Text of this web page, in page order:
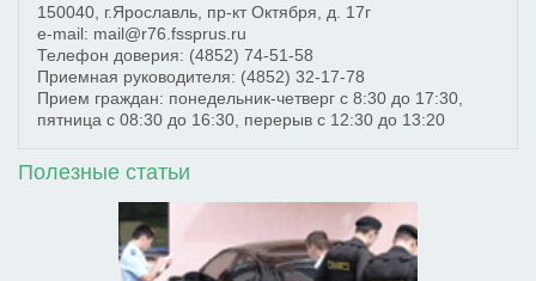
150040 г.Ярославль пр-кт Октября, д. 17г
e-mail: mail@r76.fssprus.ru
Телефон доверия: (4852) 74-51-58
Приемная руководителя: (4852) 32-17-78
Прием граждан: понедельник-четверг с 8:30 до 17:30,
пятница с 08:30 до 16:30, перерыв с 12:30 до 13:20
Полезные статьи